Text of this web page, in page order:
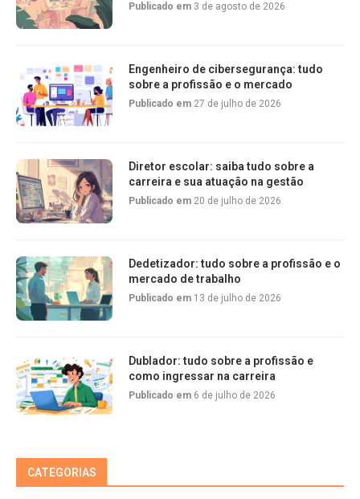
Publicado em 3 de agosto de 2026
Engenheiro de cibersegurança: tudo
sobre a profissão e o mercado
Publicado em 27 de julho de 2026
Diretor escolar: saiba tudo sobre a
carreira e sua atuação na gestão
Publicado em 20 de julho de 2026
Dedetizador: tudo sobre a profissão e o
mercado de trabalho
Publicado em 13 de julho de 2026
Dublador: tudo sobre a profissão e
como ingressar na carreira
Publicado em 6 de julho de 2026
CATEGORIAS